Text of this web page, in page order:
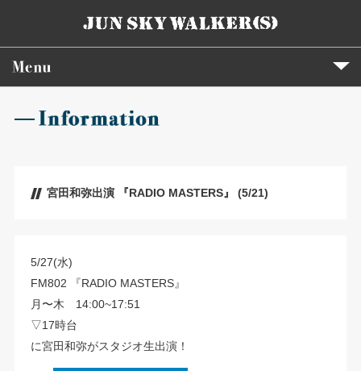
宮田和弥出演 『RADIO MASTERS』 (5/21)
5/27(水)
FM802 『RADIO MASTERS』
月〜木 14:00~17:51
▽17時台
に宮田和弥がスタジオ生出演！